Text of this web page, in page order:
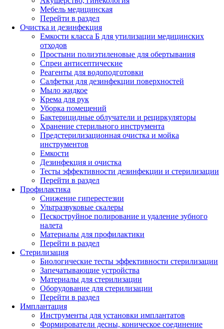
Мебель медицинская
Перейти в раздел
Очистка и дезинфекция
Емкости класса Б для утилизации медицинских
отходов
Простыни полиэтиленовые для обертывания
Спреи антисептические
Реагенты для водоподготовки
Салфетки для дезинфекции поверхностей
Мыло жидкое
Крема для рук
Уборка помещений
Бактерицидные облучатели и рециркуляторы
Хранение стерильного инструмента
Предстерилизационная очистка и мойка
инструментов
Емкости
Дезинфекция и очистка
Тесты эффективности дезинфекции и стерилизации
Перейти в раздел
Профилактика
Снижение гиперестезии
Ультразвуковые скалеры
Пескоструйное полирование и удаление зубного
налета
Материалы для профилактики
Перейти в раздел
Стерилизация
Биологические тесты эффективности стерилизации
Запечатывающие устройства
Материалы для стерилизации
Оборудование для стерилизации
Перейти в раздел
Имплантация
Инструменты для установки имплантатов
Формирователи десны, коническое соединение